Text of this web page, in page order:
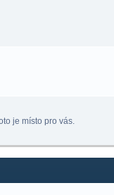
je místo pro vás.